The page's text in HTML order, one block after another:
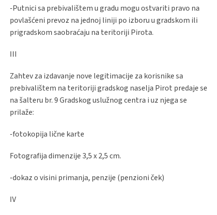
-Putnici sa prebivalištem u gradu mogu ostvariti pravo na
povlašćeni prevoz na jednoj liniji po izboru u gradskom ili
prigradskom saobraćaju na teritoriji Pirota.
III
Zahtev za izdavanje nove legitimacije za korisnike sa
prebivalištem na teritoriji gradskog naselja Pirot predaje se
na šalteru br. 9 Gradskog uslužnog centra i uz njega se
prilaže:
-fotokopija lične karte
Fotografija dimenzije 3,5 x 2,5 cm.
-dokaz o visini primanja, penzije (penzioni ček)
IV